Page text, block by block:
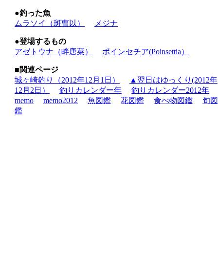
●釣った魚
ムラソイ（斑曹以）
メジナ
●登場するもの
アゼトウナ（畔唐菜）
ポインセチア(Poinsettia）
■関連ページ
城ヶ崎釣り（2012年12月1日）
▲翌日はゆっくり(2012年
12月2日）
釣りカレンダー年
釣りカレンダー2012年
memo
memo2012 魚図鑑 花図鑑 食べ物図鑑
旬図
鑑